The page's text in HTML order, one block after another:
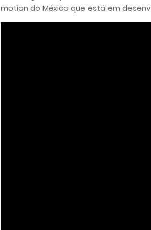
motion do México que está em